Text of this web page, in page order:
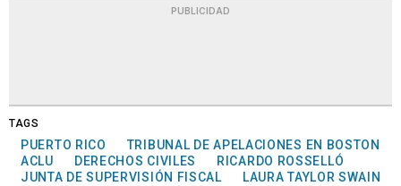
PUBLICIDAD
TAGS
PUERTO RICO
TRIBUNAL DE APELACIONES EN BOSTON
ACLU
DERECHOS CIVILES
RICARDO ROSSELLÓ
JUNTA DE SUPERVISIÓN FISCAL
LAURA TAYLOR SWAIN